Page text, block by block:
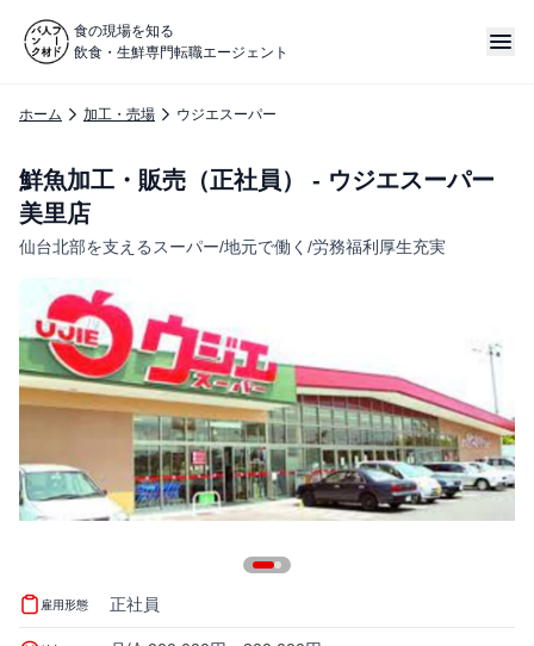
食の現場を知る
飲食・生鮮専門転職エージェント
ホーム 加工・売場 ウジエスーパー
鮮魚加工・販売（正社員） - ウジエスーパー
美里店
仙台北部を支えるスーパー/地元で働く/労務福利厚生充実
雇用形態 正社員